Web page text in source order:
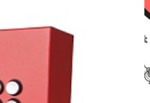
накладной,